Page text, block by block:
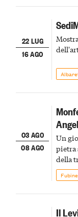
22 LUG
16 AGO
03 AGO
08 AGO
Un
pietra
della
Il